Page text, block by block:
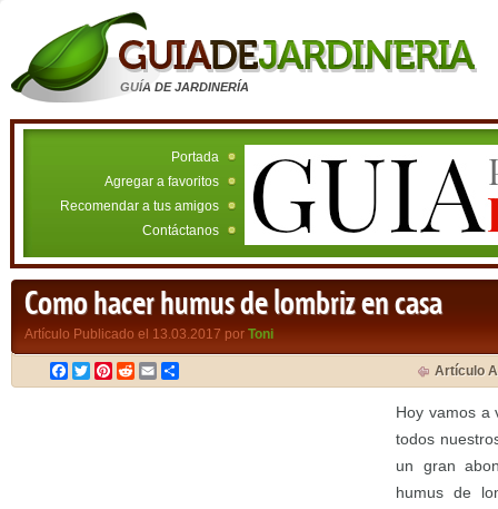
GUÍA DE JARDINERÍA
Portada
Agregar a favoritos
Recomendar a tus amigos
Contáctanos
Como hacer humus de lombriz en casa
Artículo Publicado el 13.03.2017 por Toni
Facebook
TwitterPinterest
RedditEmail Artículo
Hoy vamos a
todos
un gran
humus de